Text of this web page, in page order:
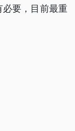
要，目前最重